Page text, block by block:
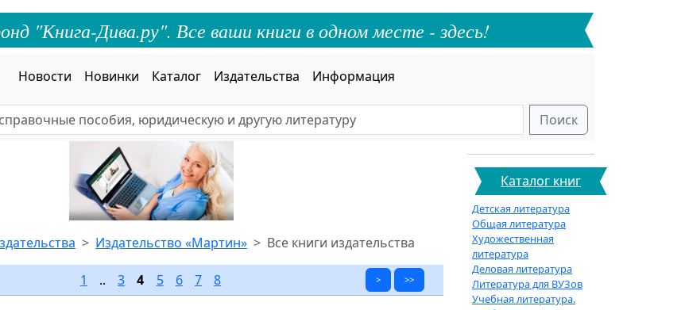
"Книга-Дива.ру". Все ваши книги в одном месте - здесь!
Новости Новинки Каталог Издательства Информация
Поиск
Издательство «Мартин» Все книги издательства
1 ..3 4 5 6 7 8 > >>
Каталог книг
Детская литература
Общая литература
Художественная
литература
Деловая литература
Литература для ВУЗов
Учебная литература.